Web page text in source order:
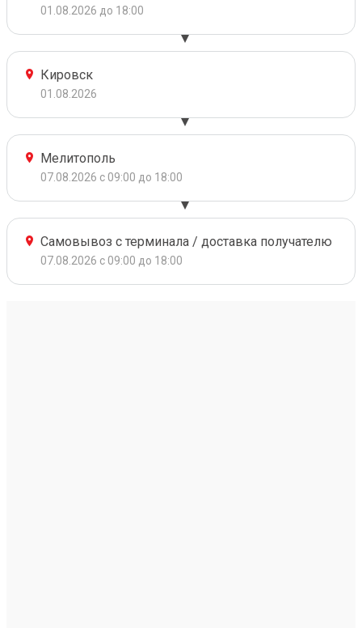
01.08.2026 до 18:00
Кировск
01.08.2026
Мелитополь
07.08.2026 с 09:00 до 18:00
Самовывоз с терминала / доставка получателю
07.08.2026 с 09:00 до 18:00